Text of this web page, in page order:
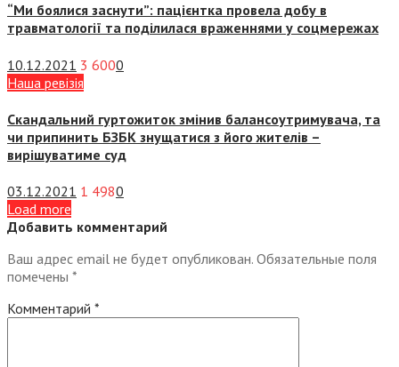
“Ми боялися заснути”: пацієнтка провела добу в
травматології та поділилася враженнями у соцмережах
10.12.2021 3 6000
Наша ревізія
Скандальний гуртожиток змінив балансоутримувача, та
чи припинить БЗБК знущатися з його жителів –
вирішуватиме суд
03.12.2021 1 4980
Load more
Добавить комментарий
Ваш адрес email не будет опубликован. Обязательные поля
помечены *
Комментарий *